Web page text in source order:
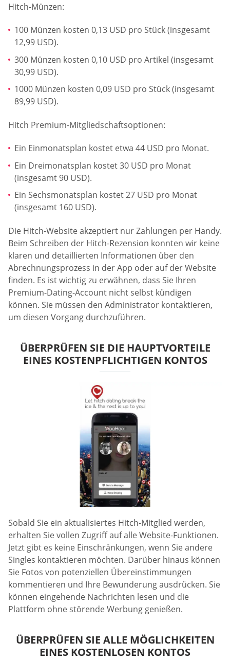
Hitch-Münzen:
100 Münzen kosten 0,13 USD pro Stück (insgesamt
12,99 USD).
300 Münzen kosten 0,10 USD pro Artikel (insgesamt
30,99 USD).
1000 Münzen kosten 0,09 USD pro Stück (insgesamt
89,99 USD).
Hitch Premium-Mitgliedschaftsoptionen:
Ein Einmonatsplan kostet etwa 44 USD pro Monat.
Ein Dreimonatsplan kostet 30 USD pro Monat
(insgesamt 90 USD).
Ein Sechsmonatsplan kostet 27 USD pro Monat
(insgesamt 160 USD).
Die Hitch-Website akzeptiert nur Zahlungen per Handy.
Beim Schreiben der Hitch-Rezension konnten wir keine
klaren und detaillierten Informationen über den
Abrechnungsprozess in der App oder auf der Website
finden. Es ist wichtig zu erwähnen, dass Sie Ihren
Premium-Dating-Account nicht selbst kündigen
können. Sie müssen den Administrator kontaktieren,
um diesen Vorgang durchzuführen.
ÜBERPRÜFEN SIE DIE HAUPTVORTEILE
EINES KOSTENPFLICHTIGEN KONTOS
Sobald Sie ein aktualisiertes Hitch-Mitglied werden,
erhalten Sie vollen Zugriff auf alle Website-Funktionen.
Jetzt gibt es keine Einschränkungen, wenn Sie andere
Singles kontaktieren möchten. Darüber hinaus können
Sie Fotos von potenziellen Übereinstimmungen
kommentieren und Ihre Bewunderung ausdrücken. Sie
können eingehende Nachrichten lesen und die
Plattform ohne störende Werbung genießen.
ÜBERPRÜFEN SIE ALLE MÖGLICHKEITEN
EINES KOSTENLOSEN KONTOS